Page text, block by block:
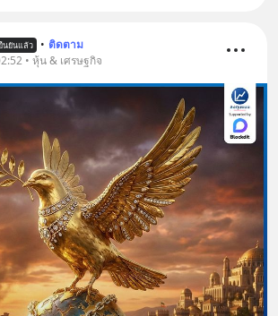
นยันแล้ว • ติดตาม
• หุ้น & เศรษฐกิจ